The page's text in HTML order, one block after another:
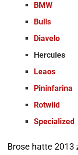
BMW
Bulls
Diavelo
Hercules
Leaos
Pininfarina
Rotwild
Specialized
Brose hatte